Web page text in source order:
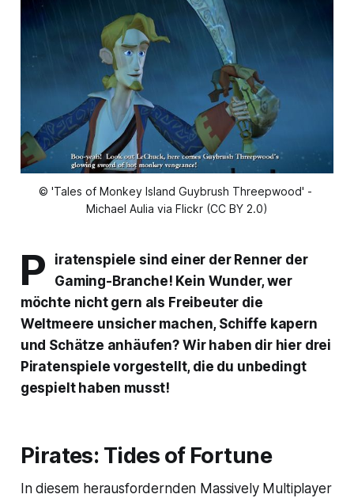
© 'Tales of Monkey Island Guybrush Threepwood' -
Michael Aulia via Flickr (CC BY 2.0)
P
iratenspiele sind einer der Renner der
Gaming-Branche! Kein Wunder, wer
möchte nicht gern als Freibeuter die
Weltmeere unsicher machen, Schiffe kapern
und Schätze anhäufen? Wir haben dir hier drei
Piratenspiele vorgestellt, die du unbedingt
gespielt haben musst!
Pirates: Tides of Fortune
In diesem herausfordernden Massively Multiplayer